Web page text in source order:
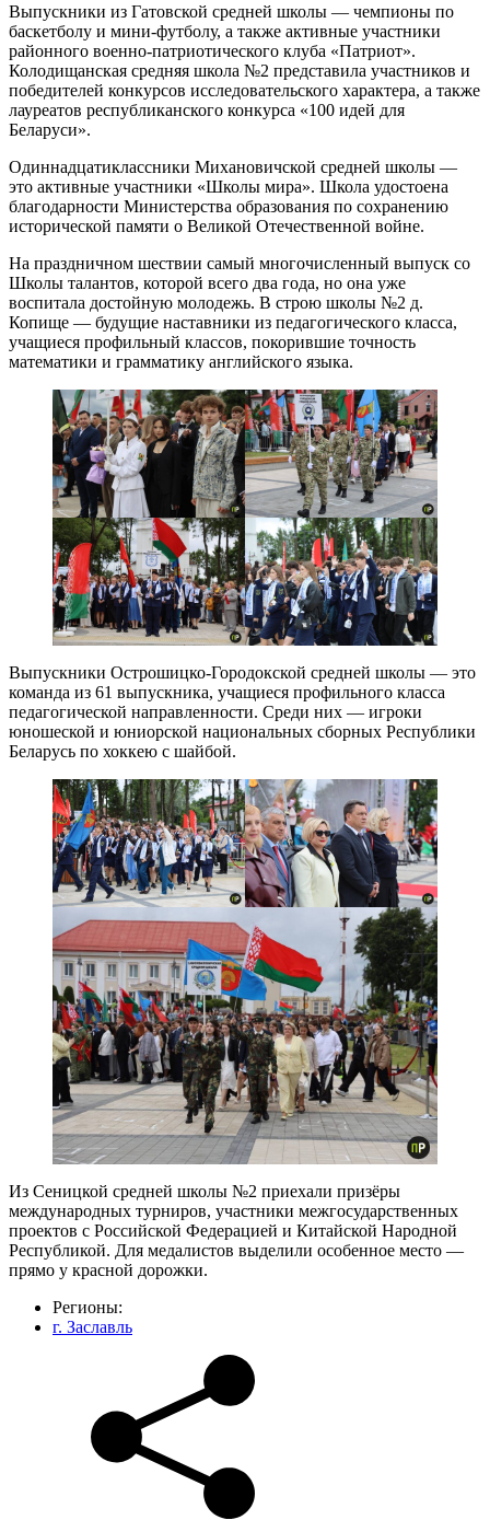
Выпускники из Гатовской средней школы — чемпионы по
баскетболу и мини-футболу, а также активные участники
районного военно-патриотического клуба «Патриот».
Колодищанская средняя школа №2 представила участников и
победителей конкурсов исследовательского характера, а также
лауреатов республиканского конкурса «100 идей для
Беларуси».
Одиннадцатиклассники Михановичской средней школы —
это активные участники «Школы мира». Школа удостоена
благодарности Министерства образования по сохранению
исторической памяти о Великой Отечественной войне.
На праздничном шествии самый многочисленный выпуск со
Школы талантов, которой всего два года, но она уже
воспитала достойную молодежь. В строю школы №2 д.
Копище — будущие наставники из педагогического класса,
учащиеся профильный классов, покорившие точность
математики и грамматику английского языка.
Выпускники Острошицко-Городокской средней школы — это
команда из 61 выпускника, учащиеся профильного класса
педагогической направленности. Среди них — игроки
юношеской и юниорской национальных сборных Республики
Беларусь по хоккею с шайбой.
Из Сеницкой средней школы №2 приехали призёры
международных турниров, участники межгосударственных
проектов с Российской Федерацией и Китайской Народной
Республикой. Для медалистов выделили особенное место —
прямо у красной дорожки.
Регионы:
г. Заславль